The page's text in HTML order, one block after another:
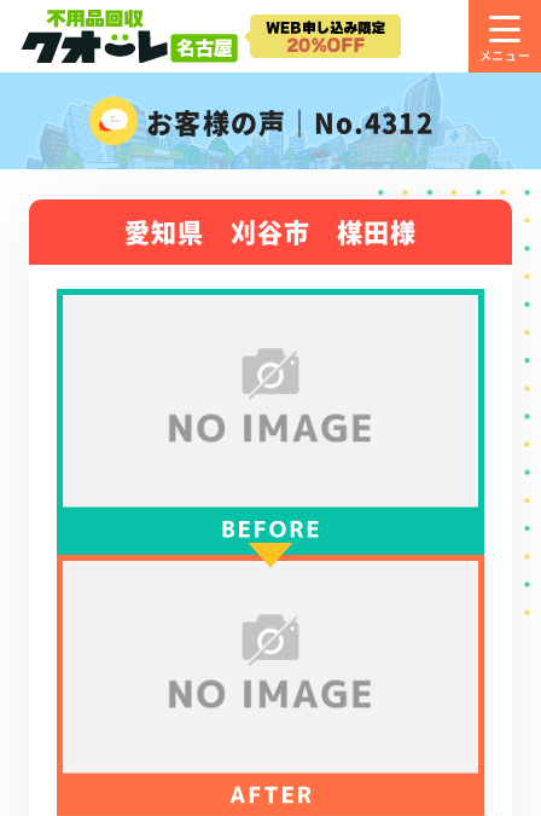
お客様の声｜No.4312
愛知県 刈谷市 楳田様